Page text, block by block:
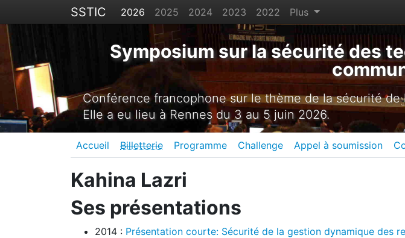
SSTIC 2026 2025 2024 2023 2022 Plus
Symposium sur la sécurité des
Conférence francophone sur le thème de la sécurité de
Elle a eu lieu à Rennes du 3 au 5 juin 2026.
Accueil Billetterie Programme Challenge Appel à soumission
Kahina Lazri
Ses présentations
2014 : Présentation courte: Sécurité de la gestion dynamique des